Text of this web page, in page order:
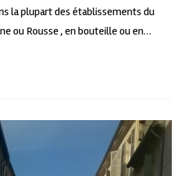
la plupart des établissements du
ou Rousse , en bouteille ou en…